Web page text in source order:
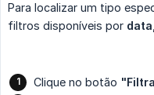
Para localizar um tipo
filtros disponíveis por
Clique no botão